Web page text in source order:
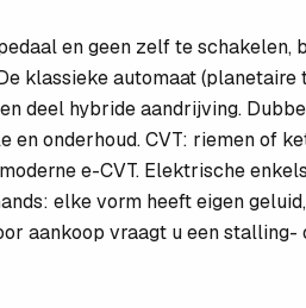
en geen zelf te
klassieke automaat
deel hybride aandrijving.
onderhoud. CVT: riemen of
e-CVT. Elektrische
elke vorm heeft eigen
aankoop vraagt u een